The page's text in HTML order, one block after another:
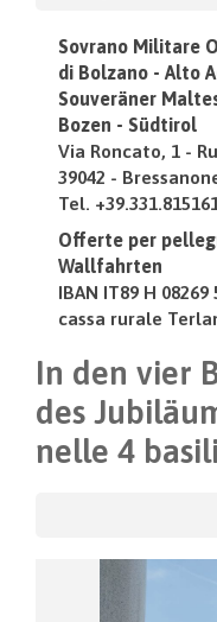
Sovrano Militare
di Bolzano - Alto
Souveräner
Bozen - Südtirol
Via Roncato, 1 -
39042 -
Tel.
Offerte per
Wallfahrten
IBAN IT89 H 08269
cassa rurale
In den vier
des
nelle 4